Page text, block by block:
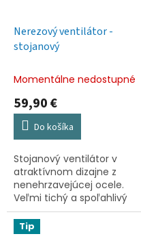
Nerezový ventilátor -
stojanový
Momentálne nedostupné
59,90 €
Do košíka
Stojanový ventilátor v
atraktívnom dizajne z
nenehrzavejúcej ocele.
Veľmi tichý a spoľahlivý
chod. 3 rýchlosti motora.
Oscilujúci (otáčanie v
rozmedzí 90°). Vrtuľa
Tip